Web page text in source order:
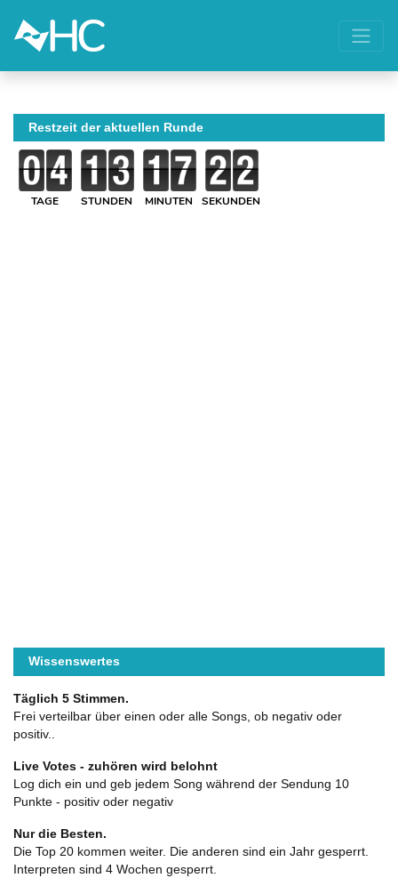
Restzeit der aktuellen Runde
TAGE STUNDEN MINUTEN SEKUNDEN
Wissenswertes
Täglich 5 Stimmen.
Frei verteilbar über einen oder alle Songs, ob negativ oder
positiv..
Live Votes - zuhören wird belohnt
Log dich ein und geb jedem Song während der Sendung 10
Punkte - positiv oder negativ
Nur die Besten.
Die Top 20 kommen weiter. Die anderen sind ein Jahr gesperrt.
Interpreten sind 4 Wochen gesperrt.